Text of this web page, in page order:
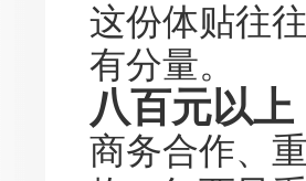
这份体贴往
有分量。
八百元以
商务合作、